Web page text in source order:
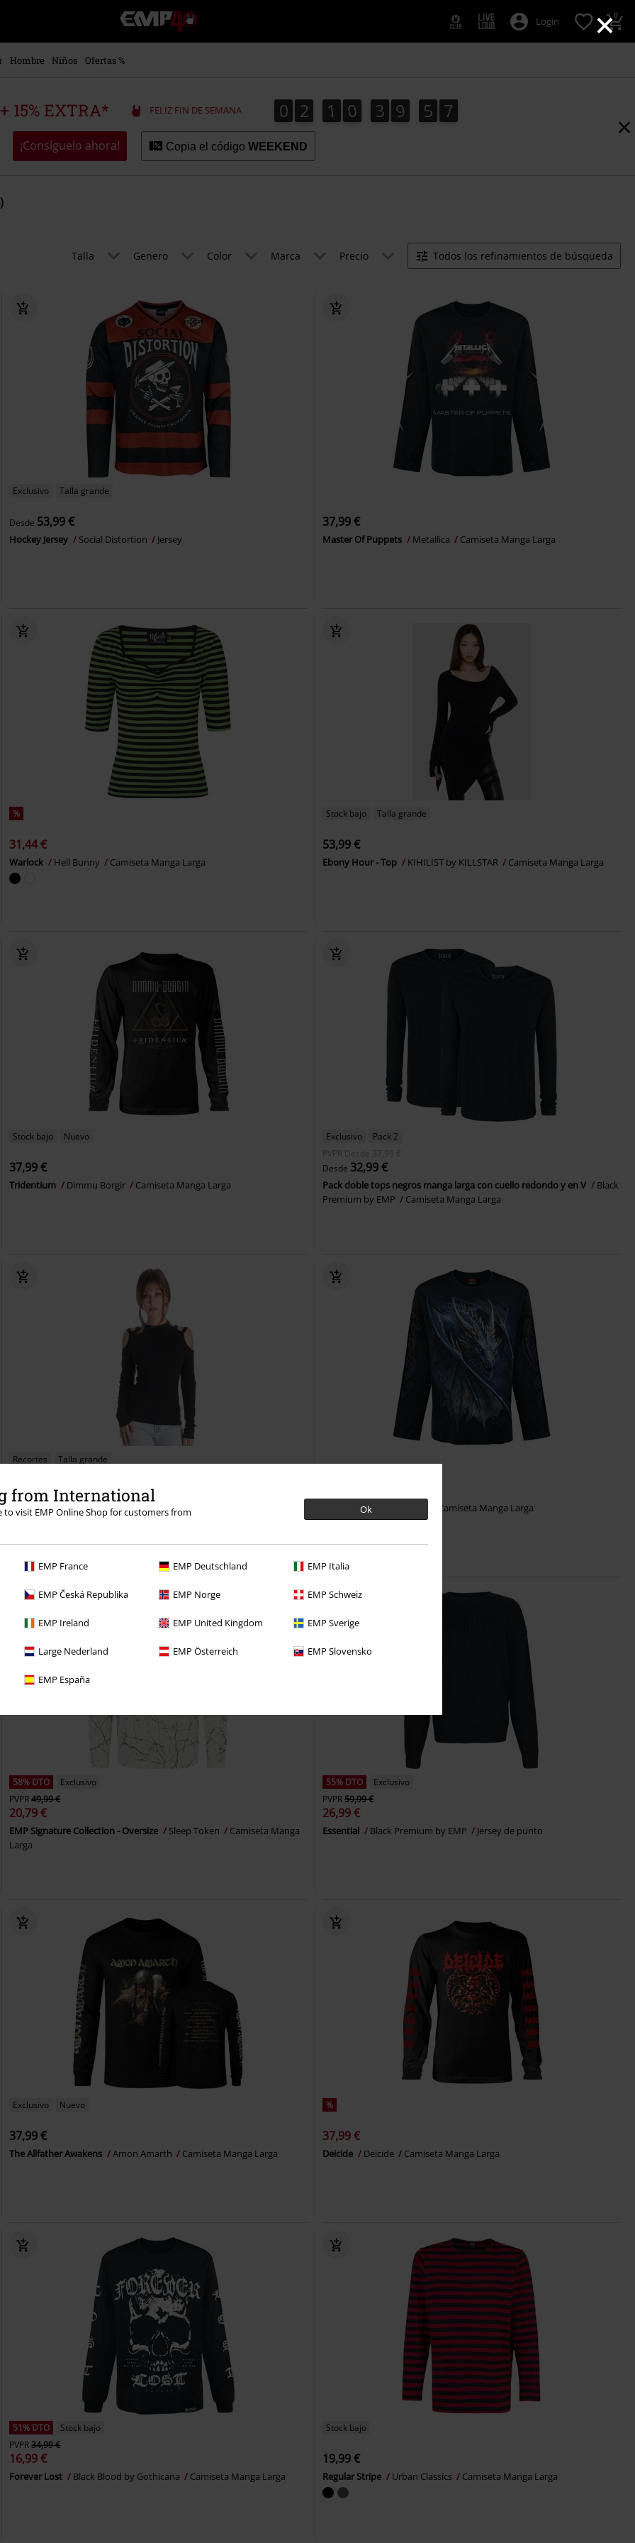
×
from International
to visit EMP Online Shop for customers from
Ok
EMP France EMP Deutschland EMP Italia
EMP Česká Republika EMP Norge EMP Schweiz
EMP Ireland EMP United Kingdom EMP Sverige
Large Nederland EMP Österreich EMP Slovensko
EMP España
EMP
-
Música,
Merch
Ropa
Alternativa
Login 0
Hombre Niños Ofertas %
15% EXTRA* FELIZ FIN DE SEMANA 0
0 2
2 1
1 0
0 3
4
3 9
0
9 5
0
5 5
6
5
7
6
¡Consíguelo ahora! Copia el código WEEKEND
Talla Genero Color Marca Precio Todos los refinamientos de búsqueda
Exclusivo Talla grande
Desde 53,99 €
Hockey Jersey Social Distortion Jersey
37,99 €
Master Of Puppets Metallica Camiseta Manga Larga
%
31,44 €
Warlock Hell Bunny Camiseta Manga Larga
Stock bajo Talla grande
53,99 €
Ebony Hour - Top KIHILIST by KILLSTAR Camiseta Manga Larga
Stock bajo Nuevo
37,99 €
Tridentium Dimmu Borgir Camiseta Manga Larga
Exclusivo
Pack 2
PVPR
Desde 37,99 €
Desde 32,99 €
Pack doble tops negros manga larga con cuello redondo y en V
Black
Premium by EMP
Camiseta Manga Larga
Recortes Talla grande
Desde31,99 €
Women's Top - Bulma Outer Vision Camiseta Manga Larga STORM DRAGON Camiseta Manga Larga
58% DTO
Exclusivo
PVPR49,99 €
20,79 €
EMP Signature Collection - Oversize Sleep Token
Camiseta Manga
Larga
55% DTO
Exclusivo
PVPR59,99 €
26,99 €
Essential Black Premium by EMP Jersey de punto
Exclusivo Nuevo
37,99 €
The Allfather Awakens Amon Amarth Camiseta Manga Larga
%
37,99 €
Deicide Deicide Camiseta Manga Larga
51% DTO
Stock bajo
PVPR34,99 €
16,99 €
Forever Lost Black Blood by Gothicana Camiseta Manga Larga
Stock bajo
19,99 €
Regular Stripe Urban Classics Camiseta Manga Larga